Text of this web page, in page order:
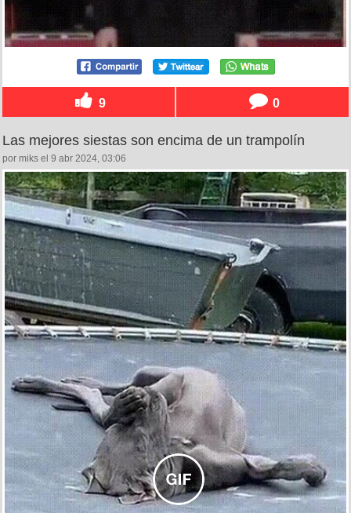
9 0
Las mejores siestas son encima de un trampolín
por miks el 9 abr 2024, 03:06